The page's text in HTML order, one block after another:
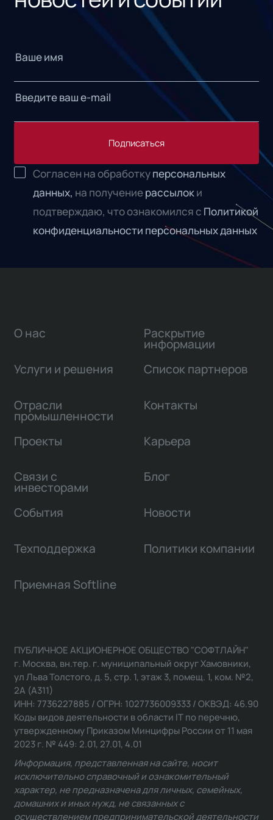
Подписаться
Согласен на обработкуперсональных
данных, на получениерассылоки
подтверждаю, что ознакомился с Политикой
конфиденциальности персональных данных
О нас
Услуги и решения
Отрасли
промышленности
Проекты
Связи с
инвесторами
Раскрытие
информации
Список партнеров
Контакты
Карьера
Блог
События Новости
Техподдержка Политики компании
Приемная Softline
ПУБЛИЧНОЕ АКЦИОНЕРНОЕ ОБЩЕСТВО "СОФТЛАЙН"
г. Москва, вн.тер. г. муниципальный округ Хамовники,
ул Льва Толстого, д. 5, стр. 1, этаж 3, помещ. 1, ком. №2,
2А (А311)
ИНН: 7736227885 / ОГРН: 1027736009333 / ОКВЭД: 46.90
Коды видов деятельности в области IT по перечню,
утвержденному Приказом Минцифры России от 11 мая
2023 г. № 449: 2.01, 27.01, 4.01
Информация, представленная на сайте, носит
исключительно справочный и ознакомительный
характер, не предназначена для личных, семейных,
домашних и иных нужд, не связанных с
осуществлением предпринимательской деятельности